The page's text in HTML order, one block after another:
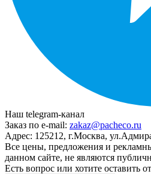
Наш telegram-канал
Заказ по e-mail: zakaz@pacheco.ru
Адрес: 125212, г.Москва,
Все цены, предложения и
данном сайте, не являются
Есть вопрос или хотите оставить